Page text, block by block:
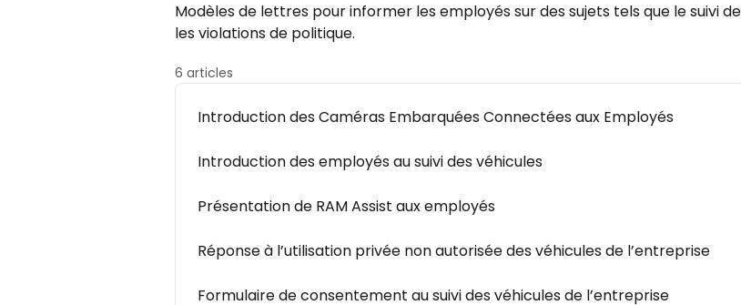
Modèles de lettres pour informer les employés sur des sujets tels que le suivi
les violations de politique.
6 articles
Introduction des Caméras Embarquées Connectées aux Employés
Introduction des employés au suivi des véhicules
Présentation de RAM Assist aux employés
Réponse à l’utilisation privée non autorisée des véhicules de l’entreprise
Formulaire de consentement au suivi des véhicules de l’entreprise